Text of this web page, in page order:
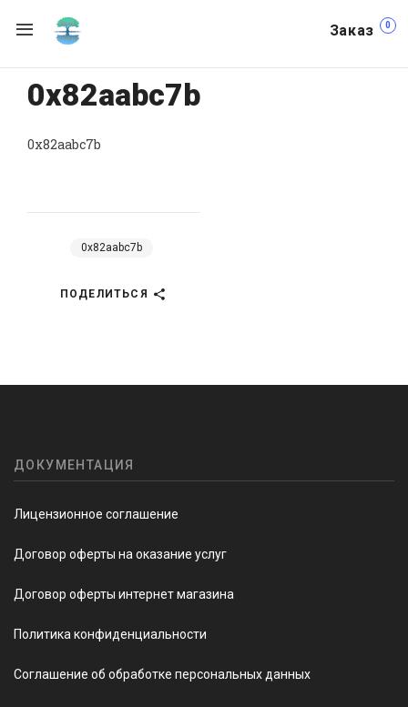
Заказ 0
0x82aabc7b
0x82aabc7b
0x82aabc7b
ПОДЕЛИТЬСЯ
ДОКУМЕНТАЦИЯ
Лицензионное соглашение
Договор оферты на оказание услуг
Договор оферты интернет магазина
Политика конфиденциальности
Соглашение об обработке персональных данных